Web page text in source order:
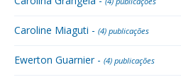
Caroline Miaguti - (4) publicações
Ewerton Guarnier - (4) publicações